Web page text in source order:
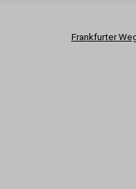
Frankfurter